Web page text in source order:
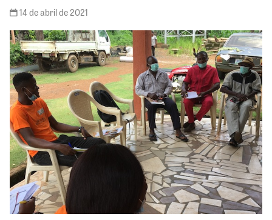
14 de abril de 2021